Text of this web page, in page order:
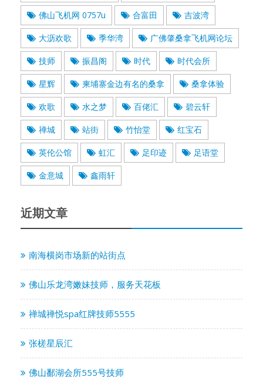
佛山飞机网 0757u 合富田 吉波湾
大沥欢歌 季华湾 广佛肇桑拿飞机网论坛
技师 振昌阁 时代 时代会所
星辉 柬埔寨金边有名的桑拿 桑拿体验
欢歌 水之梦 百佬汇 碧云轩
禅城 站街 竹怡堂 红宝石
英伦公馆 虹汇 足印迹 足语堂
金意城 鑫雨轩
近期文章
南海横岗市场新的站街点
佛山乐龙湾嫩妹技师，服务天花板
禅城禅悦spa红牌技师5555
张槎星辰汇
佛山鄱湖会所555号技师